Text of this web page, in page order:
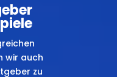
wir auch
zu